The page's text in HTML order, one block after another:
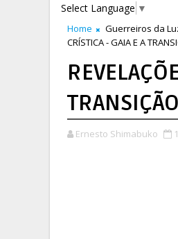
Select Language ▼
Home Guerreiros da
CRÍSTICA - GAIA E A
Ernesto Shimabuko